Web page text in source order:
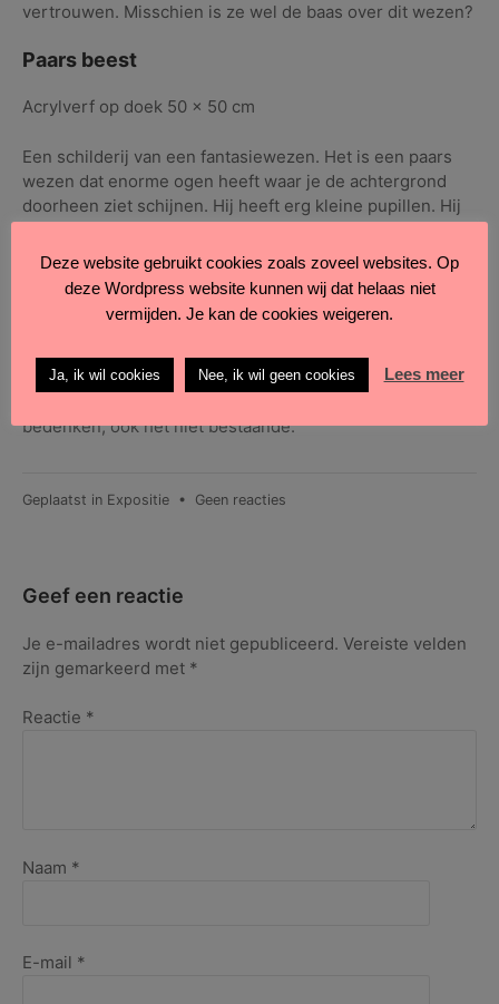
vertrouwen. Misschien is ze wel de baas over dit wezen?
Paars beest
Acrylverf op doek 50 x 50 cm
Een schilderij van een fantasiewezen. Het is een paars
wezen dat enorme ogen heeft waar je de achtergrond
doorheen ziet schijnen. Hij heeft erg kleine pupillen. Hij
klein boompje op een fel geelgroen veld. De lucht is
blauw met groenige zwemen en licht bewolking.
Het is
een vrolijk schilderij wat wel een beetje vreemd is. Hoe
kan dit wezen bestaan en waarom kun je door zijn ogen
bedenken, ook het niet bestaande.
Geplaatst in Expositie • Geen reacties
bank
Geef een reactie
Je e-mailadres wordt niet gepubliceerd. Vereiste velden
zijn gemarkeerd met *
Reactie *
Naam *
E-mail *
Deze website gebruikt cookies zoals zoveel websites. Op
deze Wordpress website kunnen wij dat helaas niet
vermijden. Je kan de cookies weigeren.
Ja, ik wil cookies Nee, ik wil geen cookies Lees meer